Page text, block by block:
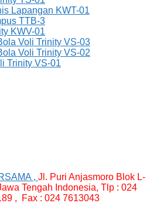
Lapangan KWT-01
TTB-3
KWV-01
Voli Trinity VS-03
Voli Trinity VS-02
Trinity VS-01
, Jl. Puri Anjasmoro Blok L-
Tengah Indonesia, Tlp : 024
, Fax : 024 7613043